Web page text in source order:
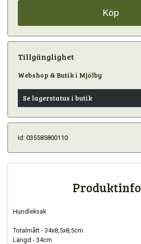
Köp
Tillgänglighet
Webshop & Butik i Mjölby
Se lagerstatus i butik
Id: 035585800110
Produktinfo
Hundleksak
Totalmått - 34x8,5x8,5cm
Längd - 34cm